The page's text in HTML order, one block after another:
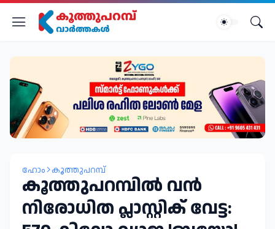
ഹോം കൂത്തുപറമ്പ്
കൂത്തുപറമ്പിൽ വൻ
നിരോധിത പ്ലാസ്റ്റിക് വേട്ട: